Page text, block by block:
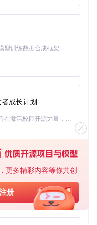
更多精彩内容等你共创
册
考选择。
时也是测试新技术和最
的强大和优雅
型训练数据合成框架
成长计划
「源启盛夏」暑期校园开发者成长计划旨在激活校园开源力量，通过积分激励、认证扶持、资源倾斜等形式，引导高校组织和开发者完成「入驻 — 建项目 — 做贡献 — 获认证 — 得资源」的完整闭环。无论你是想带领社团入驻平台的组织者，还是希望用代码贡献证明自己的开发者，都能在这里找到属于你的成长路径。
基于Python的Xiaozhi AI，适用于想要完整Xiaozhi体验而无需拥有专用硬件的用户。